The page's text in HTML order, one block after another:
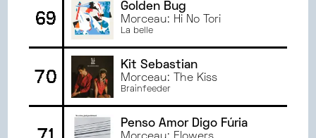
69
Golden Bug
Morceau: Hi No Tori
La belle
70
Kit Sebastian
Morceau: The Kiss
Brainfeeder
Penso Amor Digo Fúria